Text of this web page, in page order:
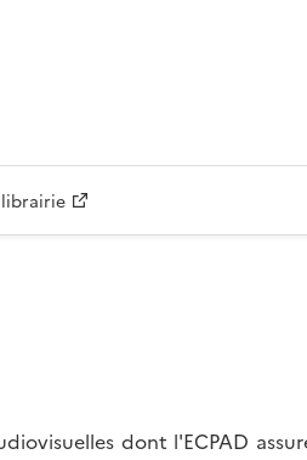
librairie
dont l'ECPAD